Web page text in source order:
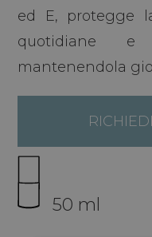
ed E, protegge
quotidiane
mantenendola
50 ml